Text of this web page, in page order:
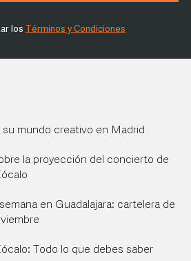
los Términos y Condiciones
mundo creativo en Madrid
la proyección del concierto de
en Guadalajara: cartelera de
Todo lo que debes saber